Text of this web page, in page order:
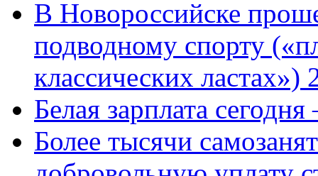
В Новороссийске
подводному спорту
классических ластах»)
Белая зарплата
Более тысячи